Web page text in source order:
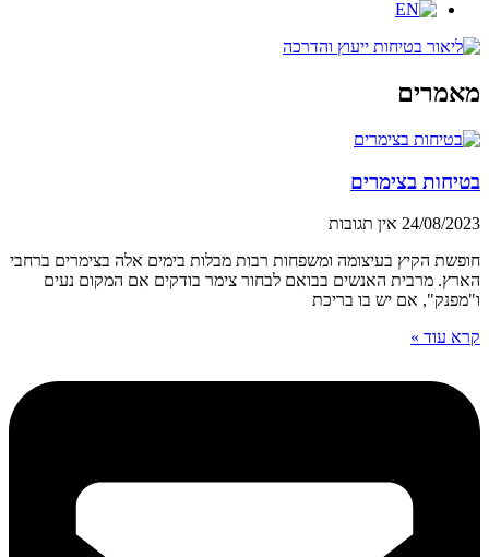
מאמרים
בטיחות בצימרים
24/08/2023 אין תגובות
חופשת הקיץ בעיצומה ומשפחות רבות מבלות בימים אלה בצימרים ברחבי
הארץ. מרבית האנשים בבואם לבחור צימר בודקים אם המקום נעים
ו"מפנק", אם יש בו בריכת
קרא עוד »